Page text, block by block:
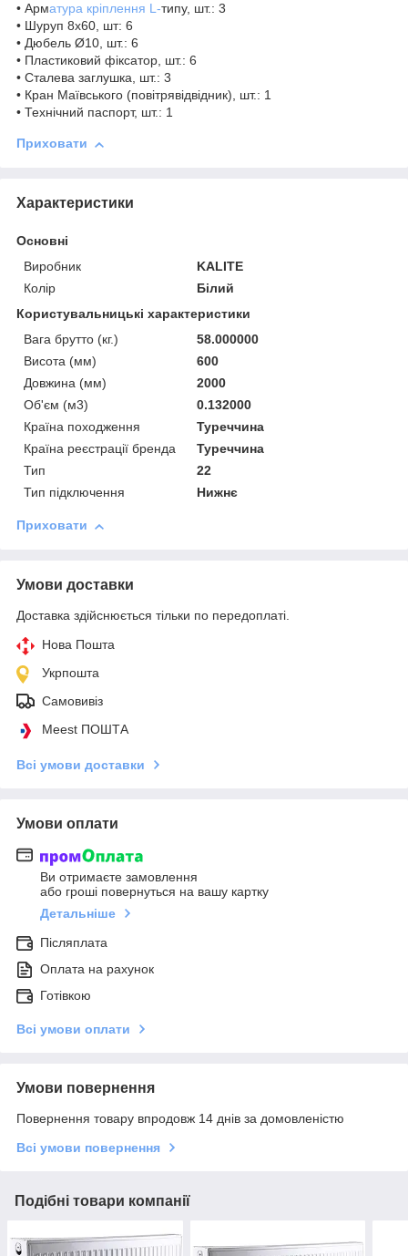
• Арматура кріплення L-типу, шт.: 3
• Шуруп 8х60, шт: 6
• Дюбель Ø10, шт.: 6
• Пластиковий фіксатор, шт.: 6
• Сталева заглушка, шт.: 3
• Кран Маївського (повітрявідвідник), шт.: 1
• Технічний паспорт, шт.: 1
Приховати
Характеристики
Основні
Виробник
KALITE
Колір
Білий
Користувальницькі характеристики
Вага брутто (кг.)
58.000000
Висота (мм)
600
Довжина (мм)
2000
Об'єм (м3)
0.132000
Країна походження
Туреччина
Країна реєстрації бренда
Туреччина
Тип
22
Тип підключення
Нижнє
Приховати
Умови доставки
Доставка здійснюється тільки по передоплаті.
Нова Пошта
Укрпошта
Самовивіз
Meest ПОШТА
Всі умови доставки
Умови оплати
Ви отримаєте замовлення
або гроші повернуться на вашу картку
Детальніше
Післяплата
Оплата на рахунок
Готівкою
Всі умови оплати
Умови повернення
Повернення товару впродовж 14 днів за домовленістю
Всі умови повернення
Подібні товари компанії